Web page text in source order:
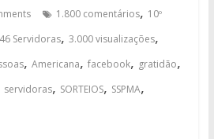
1.800 comentários, 10º
Servidoras, 3.000 visualizações,
, Americana, facebook, gratidão,
servidoras, SORTEIOS, SSPMA,